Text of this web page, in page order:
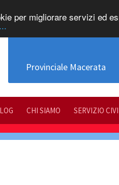
per migliorare servizi ed
Provinciale Macerata
CHI SIAMO SERVIZIO